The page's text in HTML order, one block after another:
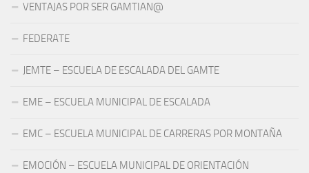
VENTAJAS POR SER GAMTIAN@
FEDERATE
JEMTE – ESCUELA DE ESCALADA DEL GAMTE
EME – ESCUELA MUNICIPAL DE ESCALADA
EMC – ESCUELA MUNICIPAL DE CARRERAS POR MONTAÑA
EMOCIÓN – ESCUELA MUNICIPAL DE ORIENTACIÓN